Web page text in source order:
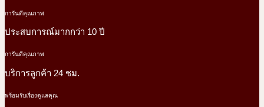
การันตีคุณภาพ
ประสบการณ์มากกว่า 10 ปี
การันตีคุณภาพ
บริการลูกค้า 24 ชม.
พร้อมรับเรื่องดูแลคุณ